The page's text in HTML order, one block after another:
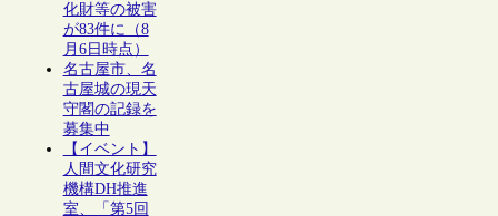
化財等の被害
が83件に（8
月6日時点）
名古屋市、名
古屋城の現天
守閣の記録を
募集中
【イベント】
人間文化研究
機構DH推進
室、「第5回